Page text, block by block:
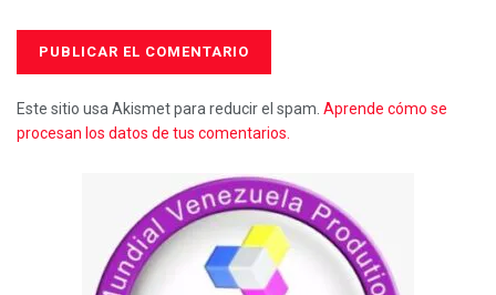
Este sitio usa Akismet para reducir el spam. Aprende cómo se
procesan los datos de tus comentarios.